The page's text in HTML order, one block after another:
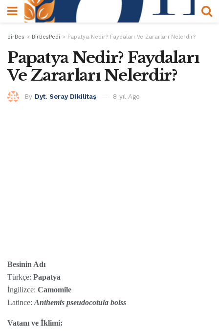
BirBes > BirBesPedi > Papatya Nedir? Faydaları Ve Zararları Nelerdir?
Papatya Nedir? Faydaları
Ve Zararları Nelerdir?
By Dyt. Seray Dikilitaş 8 yıl Ago
Besinin Adı
Türkçe: Papatya
İngilizce: Camomile
Latince:Anthemis pseudocotula boiss
Vatanı ve İklimi: